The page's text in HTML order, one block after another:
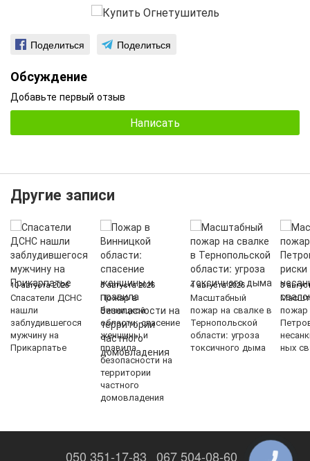
Поделиться Поделиться
Обсуждение
Добавьте первый отзыв
Написать
Другие записи
10 августа 2026
Спасатели ДСНС
нашли
заблудившегося
мужчину на
Прикарпатье
5 августа 2026
Пожар в
Винницкой
области: спасение
женщины и
правила
безопасности на
территории
частного
домовладения
4 августа 2026
Масштабный
пожар на свалке в
Тернопольской
области: угроза
токсичного дыма
3
ных
050 351-17-83 067 504-08-60